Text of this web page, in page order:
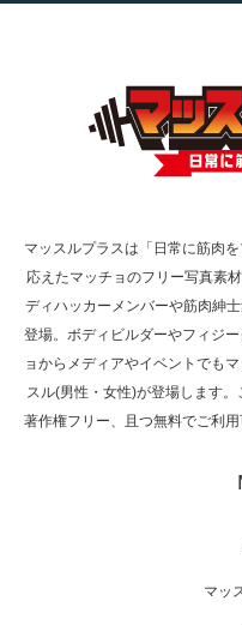
TOKYO
で紹介
た（6/8
映画「
マッスルプラスは「日常に筋肉
応えたマッチョのフリー写真素
ディハッカーメンバーや筋肉紳
登場。ボディビルダーやフィジ
ョからメディアやイベントでも
スル(男性・女性)が登場します
著作権フリー、且つ無料でご利
マッ